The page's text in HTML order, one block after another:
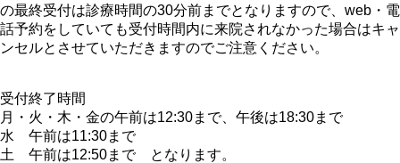
の最終受付は診療時間の30分前までとなりますので、web・電
話予約をしていても受付時間内に来院されなかった場合はキャ
ンセルとさせていただきますのでご注意ください。
受付終了時間
月・火・木・金の午前は12:30まで、午後は18:30まで
水 午前は11:30まで
土 午前は12:50まで となります。